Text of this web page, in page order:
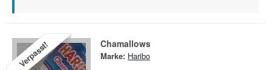
Verpasst! Chamallows
Marke: Haribo